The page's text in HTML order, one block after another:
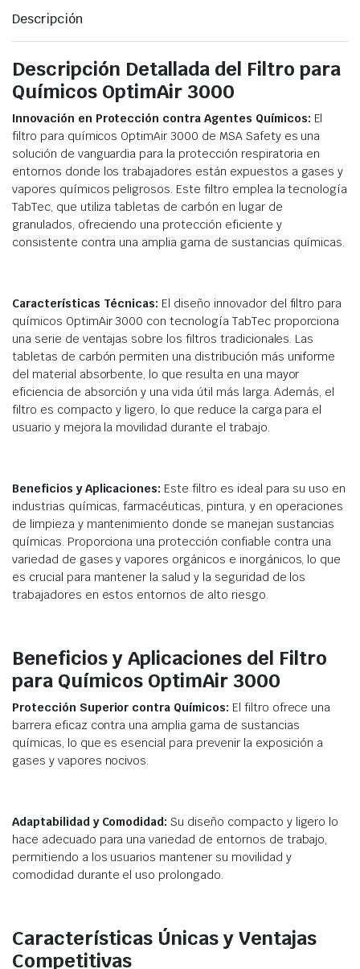
Descripción
Descripción Detallada del Filtro para
Químicos OptimAir 3000
Innovación en Protección contra Agentes Químicos: El
filtro para químicos OptimAir 3000 de MSA Safety es una
solución de vanguardia para la protección respiratoria en
entornos donde los trabajadores están expuestos a gases y
vapores químicos peligrosos. Este filtro emplea la tecnología
TabTec, que utiliza tabletas de carbón en lugar de
granulados, ofreciendo una protección eficiente y
consistente contra una amplia gama de sustancias químicas.
Características Técnicas: El diseño innovador del filtro para
químicos OptimAir 3000 con tecnología TabTec proporciona
una serie de ventajas sobre los filtros tradicionales. Las
tabletas de carbón permiten una distribución más uniforme
del material absorbente, lo que resulta en una mayor
eficiencia de absorción y una vida útil más larga. Además, el
filtro es compacto y ligero, lo que reduce la carga para el
usuario y mejora la movilidad durante el trabajo.
Beneficios y Aplicaciones: Este filtro es ideal para su uso en
industrias químicas, farmacéuticas, pintura, y en operaciones
de limpieza y mantenimiento donde se manejan sustancias
químicas. Proporciona una protección confiable contra una
variedad de gases y vapores orgánicos e inorgánicos, lo que
es crucial para mantener la salud y la seguridad de los
trabajadores en estos entornos de alto riesgo.
Beneficios y Aplicaciones del Filtro
para Químicos OptimAir 3000
Protección Superior contra Químicos: El filtro ofrece una
barrera eficaz contra una amplia gama de sustancias
químicas, lo que es esencial para prevenir la exposición a
gases y vapores nocivos.
Adaptabilidad y Comodidad: Su diseño compacto y ligero lo
hace adecuado para una variedad de entornos de trabajo,
permitiendo a los usuarios mantener su movilidad y
comodidad durante el uso prolongado.
Características Únicas y Ventajas
Competitivas